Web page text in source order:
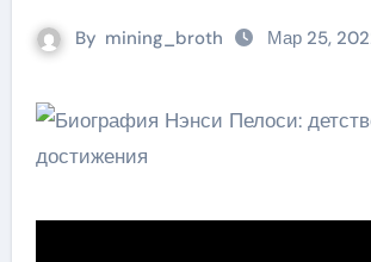
By mining_broth Мар 25,